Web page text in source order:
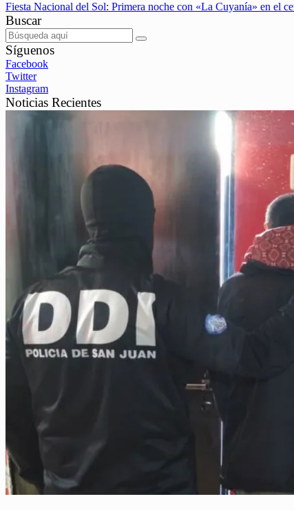
Fiesta Nacional del Sol: Primera noche con «La Cuyanía» en el
Buscar
Síguenos
Facebook
Twitter
Instagram
Noticias Recientes